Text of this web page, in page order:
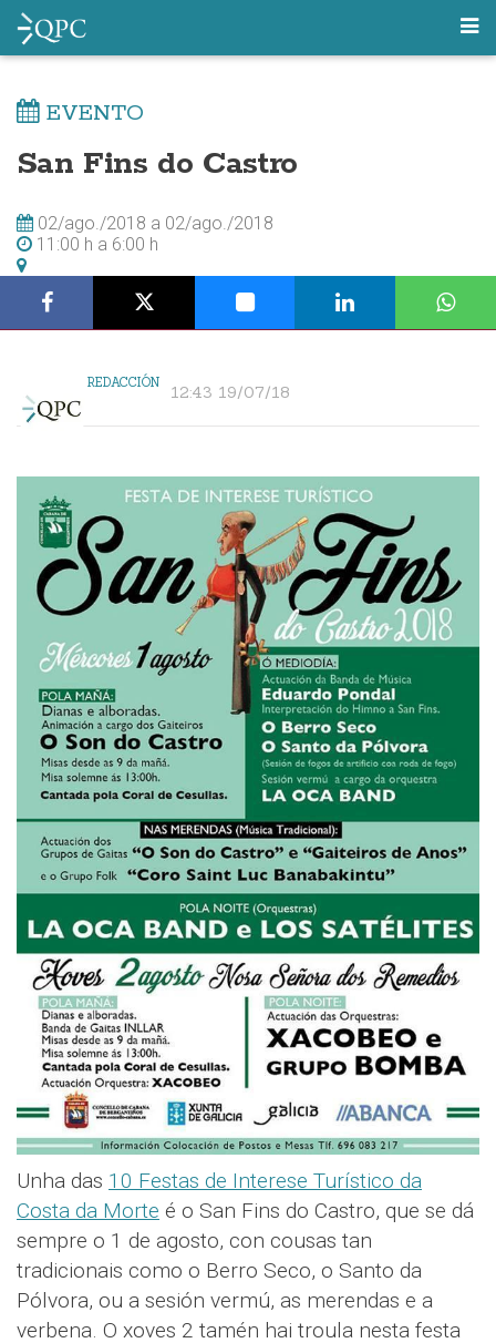
EVENTO
San Fins do Castro
02/ago./2018 a 02/ago./2018
11:00 h a 6:00 h
REDACCIÓN 12:43 19/07/18
Unha das 10 Festas de Interese Turístico da
Costa da Morte é o San Fins do Castro, que se dá
sempre o 1 de agosto, con cousas tan
tradicionais como o Berro Seco, o Santo da
Pólvora, ou a sesión vermú, as merendas e a
verbena. O xoves 2 tamén hai troula nesta festa